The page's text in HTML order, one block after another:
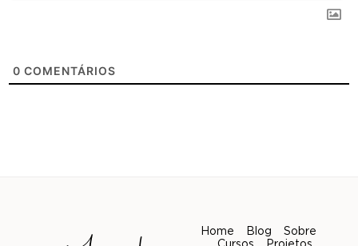
0 COMENTÁRIOS
Home Blog
Sobre